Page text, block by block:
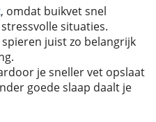
, omdat buikvet snel
situaties.
juist zo belangrijk
je sneller vet opslaat
goede slaap daalt je